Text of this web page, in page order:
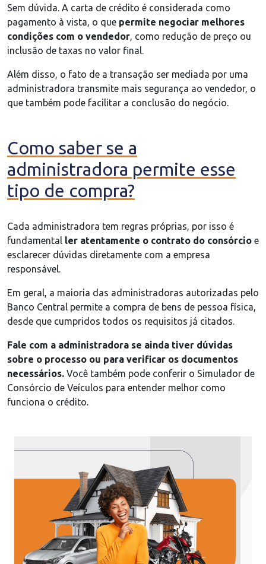
Sem dúvida. A carta de crédito é considerada como
pagamento à vista, o que permite negociar melhores
condições com o vendedor, como redução de preço ou
inclusão de taxas no valor final.
Além disso, o fato de a transação ser mediada por uma
administradora transmite mais segurança ao vendedor, o
que também pode facilitar a conclusão do negócio.
Como saber se a
administradora permite esse
tipo de compra?
Cada administradora tem regras próprias, por isso é
fundamental ler atentamente o contrato do consórcio e
esclarecer dúvidas diretamente com a empresa
responsável.
Em geral, a maioria das administradoras autorizadas pelo
Banco Central permite a compra de bens de pessoa física,
desde que cumpridos todos os requisitos já citados.
Fale com a administradora se ainda tiver dúvidas
sobre o processo ou para verificar os documentos
necessários. Você também pode conferir o Simulador de
Consórcio de Veículos para entender melhor como
funciona o crédito.